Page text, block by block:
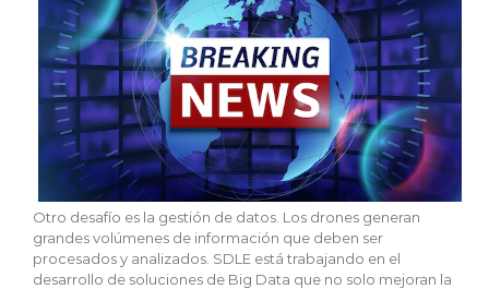
Otro desafío es la gestión de datos. Los drones generan
grandes volúmenes de información que deben ser
procesados y analizados. SDLE está trabajando en el
desarrollo de soluciones de Big Data que no solo mejoran la